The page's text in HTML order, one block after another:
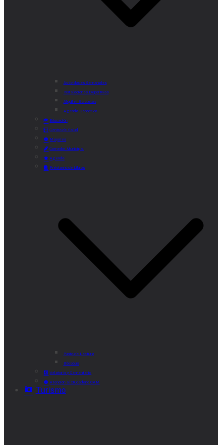
Actividades Semanales
Instalaciones Deportivas
Alquiler Bicicletas
Agenda Deportiva
Educación
Centro de Salud
Mayores
Comedor Municipal
Agenda
Préstamo de Libros
Punto de Lectura
Bibliobús
Velatorio y Cementerio
Atención al Ciudadano CAM
Turismo